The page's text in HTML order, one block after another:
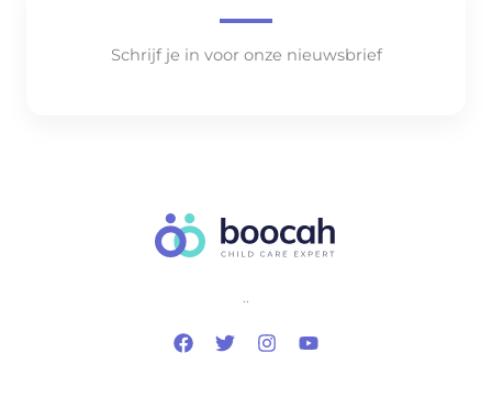
Schrijf je in voor onze nieuwsbrief
..